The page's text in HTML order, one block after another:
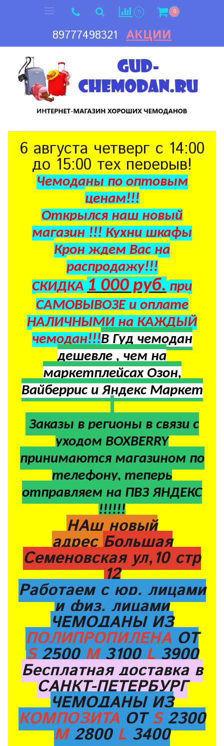
0 0
89777498321 АКЦИИ
6 августа четверг с 14:00
до 15:00 тех перерыв!
Чемоданы по оптовым
ценам!!!
Открылся наш новый
магазин !!! Кухни шкафы
Крон ждем Вас на
распродажу!!!
СКИДКА 1 000 руб. при
САМОВЫВОЗЕ и оплате
НАЛИЧНЫМИ на КАЖДЫЙ
чемодан!!!В Гуд чемодан
дешевле , чем на
маркетплейсах Озон,
Вайберрис и Яндекс Маркет
Заказы в регионы всвязи с
уходом BOXBERRY
принимаются магазином по
телефону, теперь
отправляем на ПВЗ ЯНДЕКС
!!!!!!
НАш новый
адресБольшая
Семеновская ул,10 стр
12
Работаем с юр. лицами
и физ. лицами
ЧЕМОДАНЫ ИЗ
ПОЛИПРОПИЛЕНА ОТ
S2500M3100L3900
Бесплатная доставка в
САНКТ-ПЕТЕРБУРГ
ЧЕМОДАНЫ ИЗ
КОМПОЗИТА ОТS2300
M2800 L 3400